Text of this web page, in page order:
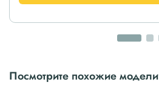
Посмотрите похожие модели